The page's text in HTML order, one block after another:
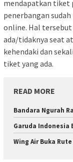
mendapatkan tiket
penerbangan
online. Hal
ada/tidaknya seat
kehendaki dan
tiket yang ada.
READ MORE
Bandara Ngurah
Garuda Indonesia
Wing Air Buka